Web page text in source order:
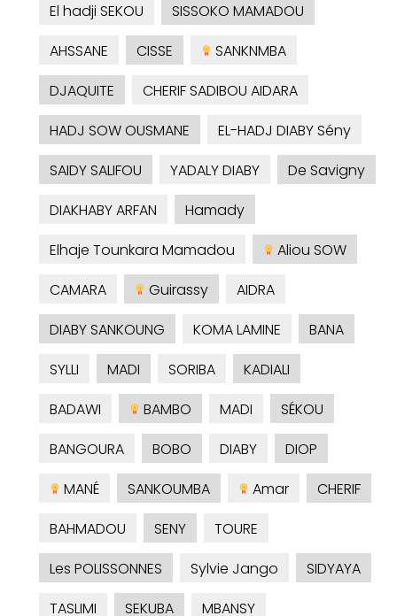
El hadji SEKOU
SISSOKO MAMADOU
AHSSANE
CISSE
SANKNMBA
DJAQUITE
CHERIF SADIBOU AIDARA
HADJ SOW OUSMANE
EL-HADJ DIABY Sény
SAIDY SALIFOU
YADALY DIABY
De Savigny
DIAKHABY ARFAN
Hamady
Elhaje Tounkara Mamadou
Aliou SOW
CAMARA
Guirassy
AIDRA
DIABY SANKOUNG
KOMA LAMINE
BANA
SYLLI
MADI SORIBA
KADIALI
BADAWI
BAMBO MADI
SÉKOU
BANGOURA
BOBO DIABY
DIOP
MANÉ
SANKOUMBA Amar
CHERIF
BAHMADOU
SENY
TOURE
Les POLISSONNES
Sylvie Jango
SIDYAYA
TASLIMI
SEKUBA
MBANSY